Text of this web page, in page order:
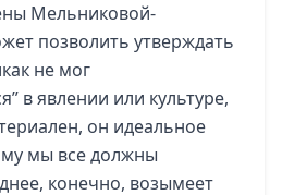
Мельниковой-
позволить утверждать
не мог
в явлении или культуре,
он идеальное
мы все должны
конечно, возымеет